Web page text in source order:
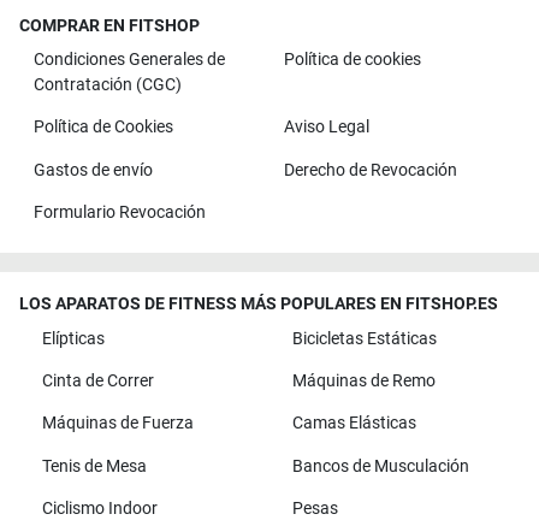
COMPRAR EN FITSHOP
Condiciones Generales de
Contratación (CGC)
Política de cookies
Política de Cookies Aviso Legal
Gastos de envío Derecho de Revocación
Formulario Revocación
LOS APARATOS DE FITNESS MÁS POPULARES EN FITSHOP.ES
Elípticas
Bicicletas Estáticas
Cinta de Correr Máquinas de Remo
Máquinas de Fuerza Camas Elásticas
Tenis de Mesa Bancos de Musculación
Ciclismo Indoor Pesas